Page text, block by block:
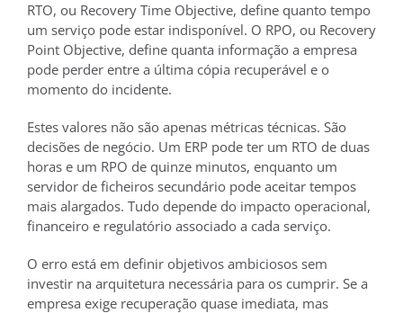
RTO, ou Recovery Time Objective, define quanto tempo
um serviço pode estar indisponível. O RPO, ou Recovery
Point Objective, define quanta informação a empresa
pode perder entre a última cópia recuperável e o
momento do incidente.
Estes valores não são apenas métricas técnicas. São
decisões de negócio. Um ERP pode ter um RTO de duas
horas e um RPO de quinze minutos, enquanto um
servidor de ficheiros secundário pode aceitar tempos
mais alargados. Tudo depende do impacto operacional,
financeiro e regulatório associado a cada serviço.
O erro está em definir objetivos ambiciosos sem
investir na arquitetura necessária para os cumprir. Se a
empresa exige recuperação quase imediata, mas